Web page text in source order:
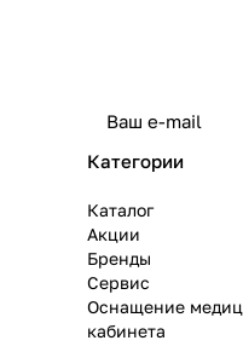
Категории
Каталог
Акции
Бренды
Сервис
Оснащение
кабинета